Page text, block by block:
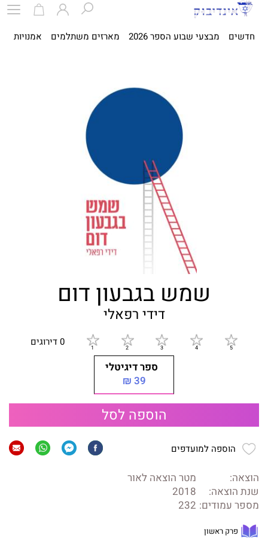
חדשים מבצעי שבוע הספר 2026 מארזים משתלמים אמנויות
שמש בגבעון דום
דידי רפאלי
0 דירוגים
ספר דיגיטלי
39 ₪
הוספה לסל
הוספה למועדפים
הוצאה:
מטר הוצאה לאור
שנת הוצאה:
2018
מספר עמודים: 232
פרק ראשון